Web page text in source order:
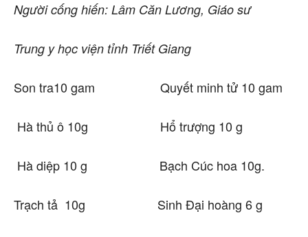
Người cống hiến: Lâm Căn Lương, Giáo sư
Trung y học viện tỉnh Triết Giang
Son tra10 gam Quyết minh tử 10 gam
Hà thủ ô 10g Hổ trượng 10 g
Hà diệp 10 g Bạch Cúc hoa 10g.
Trạch tả 10g Sinh Đại hoàng 6 g